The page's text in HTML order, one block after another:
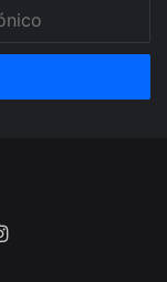
Instagram